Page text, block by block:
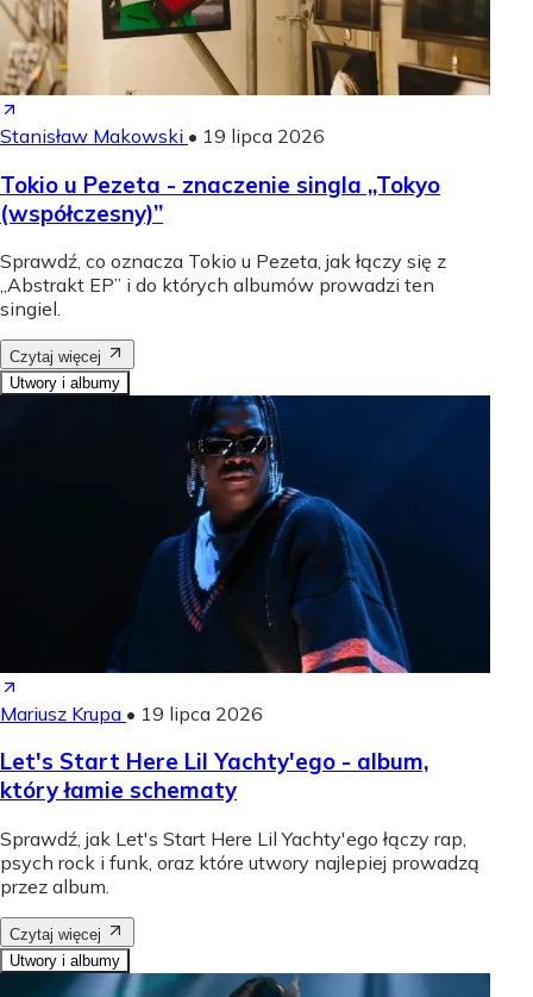
Stanisław Makowski • 19 lipca 2026
Tokio u Pezeta - znaczenie singla „Tokyo
(współczesny)”
Sprawdź, co oznacza Tokio u Pezeta, jak łączy się z
„Abstrakt EP” i do których albumów prowadzi ten
singiel.
Czytaj więcej
Utwory i albumy
Mariusz Krupa • 19 lipca 2026
Let's Start Here Lil Yachty'ego - album,
który łamie schematy
Sprawdź, jak Let's Start Here Lil Yachty'ego łączy rap,
psych rock i funk, oraz które utwory najlepiej prowadzą
przez album.
Czytaj więcej
Utwory i albumy